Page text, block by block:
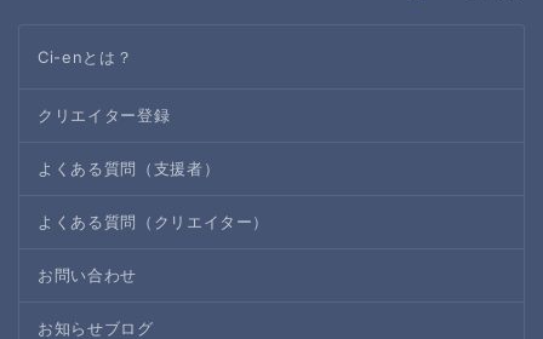
Ci-enとは？
クリエイター登録
よくある質問（支援者）
よくある質問（クリエイター）
お問い合わせ
お知らせブログ